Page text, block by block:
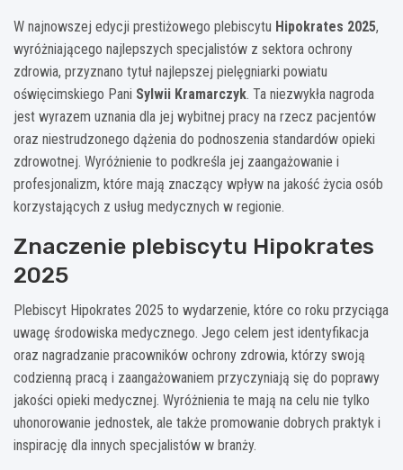
W najnowszej edycji prestiżowego plebiscytu Hipokrates 2025,
wyróżniającego najlepszych specjalistów z sektora ochrony
zdrowia, przyznano tytuł najlepszej pielęgniarki powiatu
oświęcimskiego Pani Sylwii Kramarczyk. Ta niezwykła nagroda
jest wyrazem uznania dla jej wybitnej pracy na rzecz pacjentów
oraz niestrudzonego dążenia do podnoszenia standardów opieki
zdrowotnej. Wyróżnienie to podkreśla jej zaangażowanie i
profesjonalizm, które mają znaczący wpływ na jakość życia osób
korzystających z usług medycznych w regionie.
Znaczenie plebiscytu Hipokrates
2025
Plebiscyt Hipokrates 2025 to wydarzenie, które co roku przyciąga
uwagę środowiska medycznego. Jego celem jest identyfikacja
oraz nagradzanie pracowników ochrony zdrowia, którzy swoją
codzienną pracą i zaangażowaniem przyczyniają się do poprawy
jakości opieki medycznej. Wyróżnienia te mają na celu nie tylko
uhonorowanie jednostek, ale także promowanie dobrych praktyk i
inspirację dla innych specjalistów w branży.